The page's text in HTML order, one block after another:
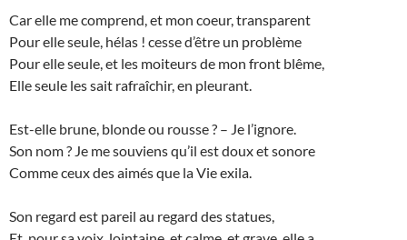
Car elle me comprend, et mon coeur, transparent
Pour elle seule, hélas ! cesse d’être un problème
Pour elle seule, et les moiteurs de mon front blême,
Elle seule les sait rafraîchir, en pleurant.
Est-elle brune, blonde ou rousse ? – Je l’ignore.
Son nom ? Je me souviens qu’il est doux et sonore
Comme ceux des aimés que la Vie exila.
Son regard est pareil au regard des statues,